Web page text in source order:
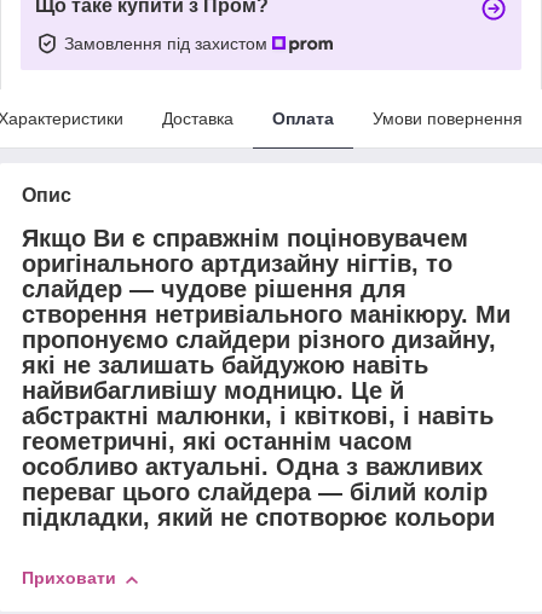
Що таке купити з Пром?
Замовлення під захистом
Доставка Оплата Умови повернення
Опис
Якщо Ви є справжнім поціновувачем
оригінального артдизайну нігтів, то
слайдер — чудове рішення для
створення нетривіального манікюру. Ми
пропонуємо слайдери різного дизайну,
які не залишать байдужою навіть
найвибагливішу модницю. Це й
абстрактні малюнки, і квіткові, і навіть
геометричні, які останнім часом
особливо актуальні. Одна з важливих
переваг цього слайдера — білий колір
підкладки, який не спотворює кольори
Приховати